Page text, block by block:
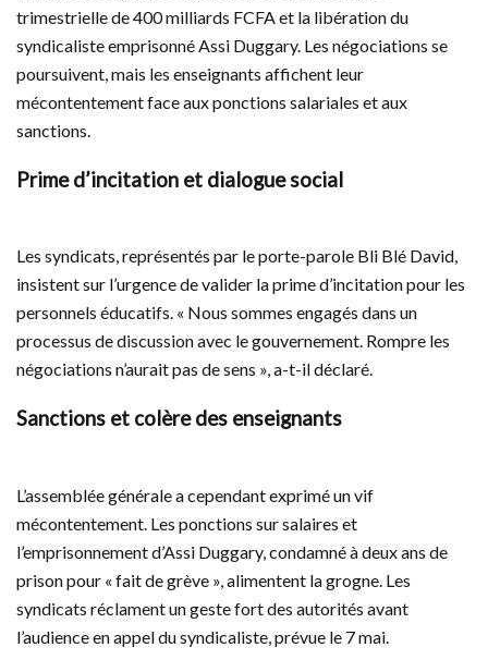
trimestrielle de 400 milliards FCFA et la libération du
syndicaliste emprisonné Assi Duggary. Les négociations se
poursuivent, mais les enseignants affichent leur
mécontentement face aux ponctions salariales et aux
sanctions.
Prime d’incitation et dialogue social
Les syndicats, représentés par le porte-parole Bli Blé David,
insistent sur l’urgence de valider la prime d’incitation pour les
personnels éducatifs. « Nous sommes engagés dans un
processus de discussion avec le gouvernement. Rompre les
négociations n’aurait pas de sens », a-t-il déclaré.
Sanctions et colère des enseignants
L’assemblée générale a cependant exprimé un vif
mécontentement. Les ponctions sur salaires et
l’emprisonnement d’Assi Duggary, condamné à deux ans de
prison pour « fait de grève », alimentent la grogne. Les
syndicats réclament un geste fort des autorités avant
l’audience en appel du syndicaliste, prévue le 7 mai.